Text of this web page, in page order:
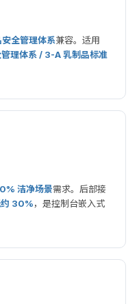
全管理体系兼容。适用
理体系 / 3-A 乳制品标准
洁净场景需求。后部接
约 30%，是控制台嵌入式